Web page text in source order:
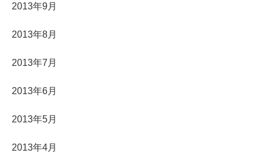
2013年9月
2013年8月
2013年7月
2013年6月
2013年5月
2013年4月